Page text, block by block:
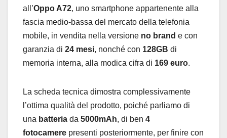
all’Oppo A72, uno smartphone appartenente alla
fascia medio-bassa del mercato della telefonia
mobile, in vendita nella versione no brand e con
garanzia di 24 mesi, nonché con 128GB di
memoria interna, alla modica cifra di 169 euro.
La scheda tecnica dimostra complessivamente
l’ottima qualità del prodotto, poiché parliamo di
una batteria da 5000mAh, di ben 4
fotocamere presenti posteriormente, per finire con